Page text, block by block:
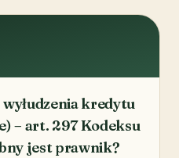
kredytu
– art. 297 Kodeksu
jest prawnik?